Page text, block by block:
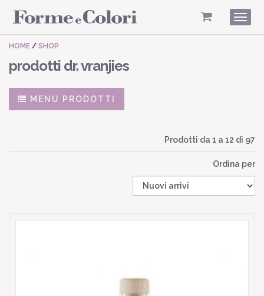
HOME / SHOP
prodotti dr. vranjies
MENU PRODOTTI
Prodotti da 1 a 12 di 97
Ordina per